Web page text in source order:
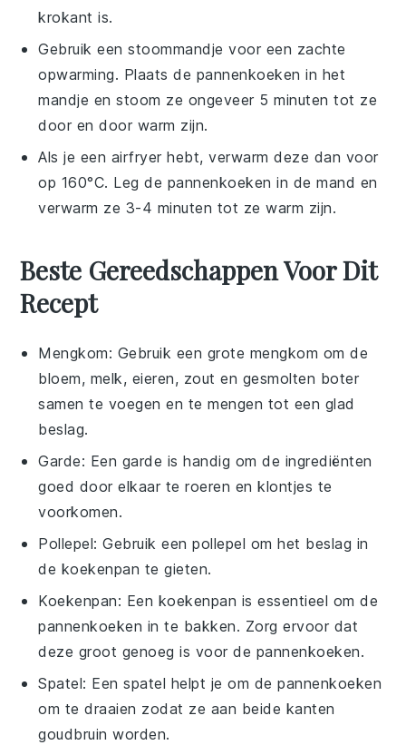
krokant is.
Gebruik een stoommandje voor een zachte
opwarming. Plaats de pannenkoeken in het
mandje en stoom ze ongeveer 5 minuten tot ze
door en door warm zijn.
Als je een airfryer hebt, verwarm deze dan voor
op 160°C. Leg de pannenkoeken in de mand en
verwarm ze 3-4 minuten tot ze warm zijn.
Beste Gereedschappen Voor Dit
Recept
Mengkom: Gebruik een grote mengkom om de
bloem, melk, eieren, zout en gesmolten boter
samen te voegen en te mengen tot een glad
beslag.
Garde: Een garde is handig om de ingrediënten
goed door elkaar te roeren en klontjes te
voorkomen.
Pollepel: Gebruik een pollepel om het beslag in
de koekenpan te gieten.
Koekenpan: Een koekenpan is essentieel om de
pannenkoeken in te bakken. Zorg ervoor dat
deze groot genoeg is voor de pannenkoeken.
Spatel: Een spatel helpt je om de pannenkoeken
om te draaien zodat ze aan beide kanten
goudbruin worden.